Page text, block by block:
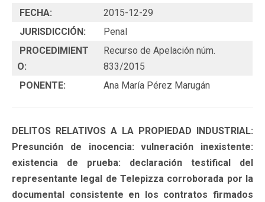
FECHA:
2015-12-29
JURISDICCIÓN:
Penal
PROCEDIMIENT
O:
Recurso de Apelación núm.
833/2015
PONENTE:
Ana María Pérez Marugán
DELITOS RELATIVOS A LA PROPIEDAD INDUSTRIAL:
Presunción de inocencia: vulneración inexistente:
existencia de prueba: declaración testifical del
representante legal de Telepizza corroborada por la
documental consistente en los contratos firmados